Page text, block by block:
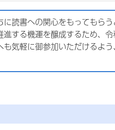
読書への関心をもってもら
する機運を醸成するため、
気軽に御参加いただけるよ